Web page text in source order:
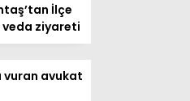
İlçe
veda ziyareti
vuran avukat